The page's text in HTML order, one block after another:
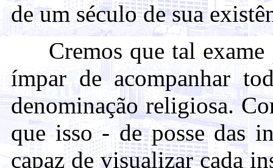
de um século de sua
Cremos que tal exame
ímpar de acompanhar
denominação religiosa.
que isso - de posse das
capaz de visualizar cada